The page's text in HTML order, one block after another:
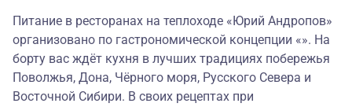
Питание в ресторанах на теплоходе «Юрий Андропов»
организовано по гастрономической концепции «». На
борту вас ждёт кухня в лучших традициях побережья
Поволжья, Дона, Чёрного моря, Русского Севера и
Восточной Сибири. В своих рецептах при